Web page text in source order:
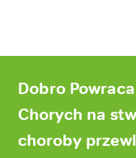
stronyDobro
Chorych na
choroby